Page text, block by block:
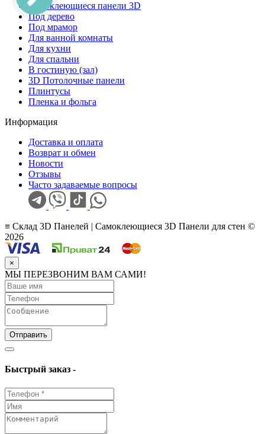
Самоклеющиеся панели 3D
Под дерево
Под мрамор
Для ванной комнаты
Для кухни
Для спальни
В гостиную (зал)
3D Потолочные панели
Плинтусы
Пленка и фольга
Информация
Доставка и оплата
Возврат и обмен
Новости
Отзывы
Часто задаваемые вопросы
≡ Склад 3D Панелей | Самоклеющиеся 3D Панели для стен ©
2026
×
МЫ ПЕРЕЗВОНИМ ВАМ САМИ!
Отправить
Быстрый заказ -